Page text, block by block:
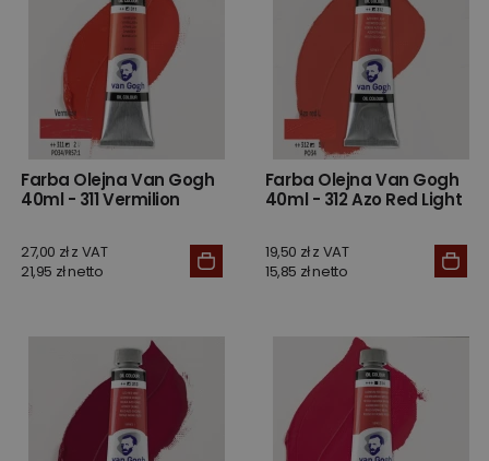
Farba Olejna Van Gogh
40ml - 311 Vermilion
27,00 zł z VAT
21,95 zł netto
Farba Olejna Van Gogh
40ml - 312 Azo Red Light
19,50 zł z VAT
15,85 zł netto